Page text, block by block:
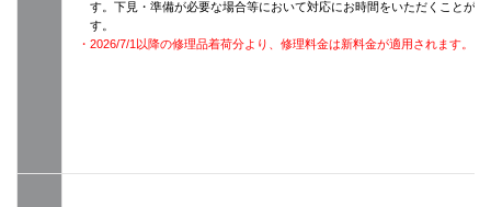
す。下見・準備が必要な場合等において対応にお時間をいただくことがご
す。
・2026/7/1以降の修理品着荷分より、修理料金は新料金が適用されます。